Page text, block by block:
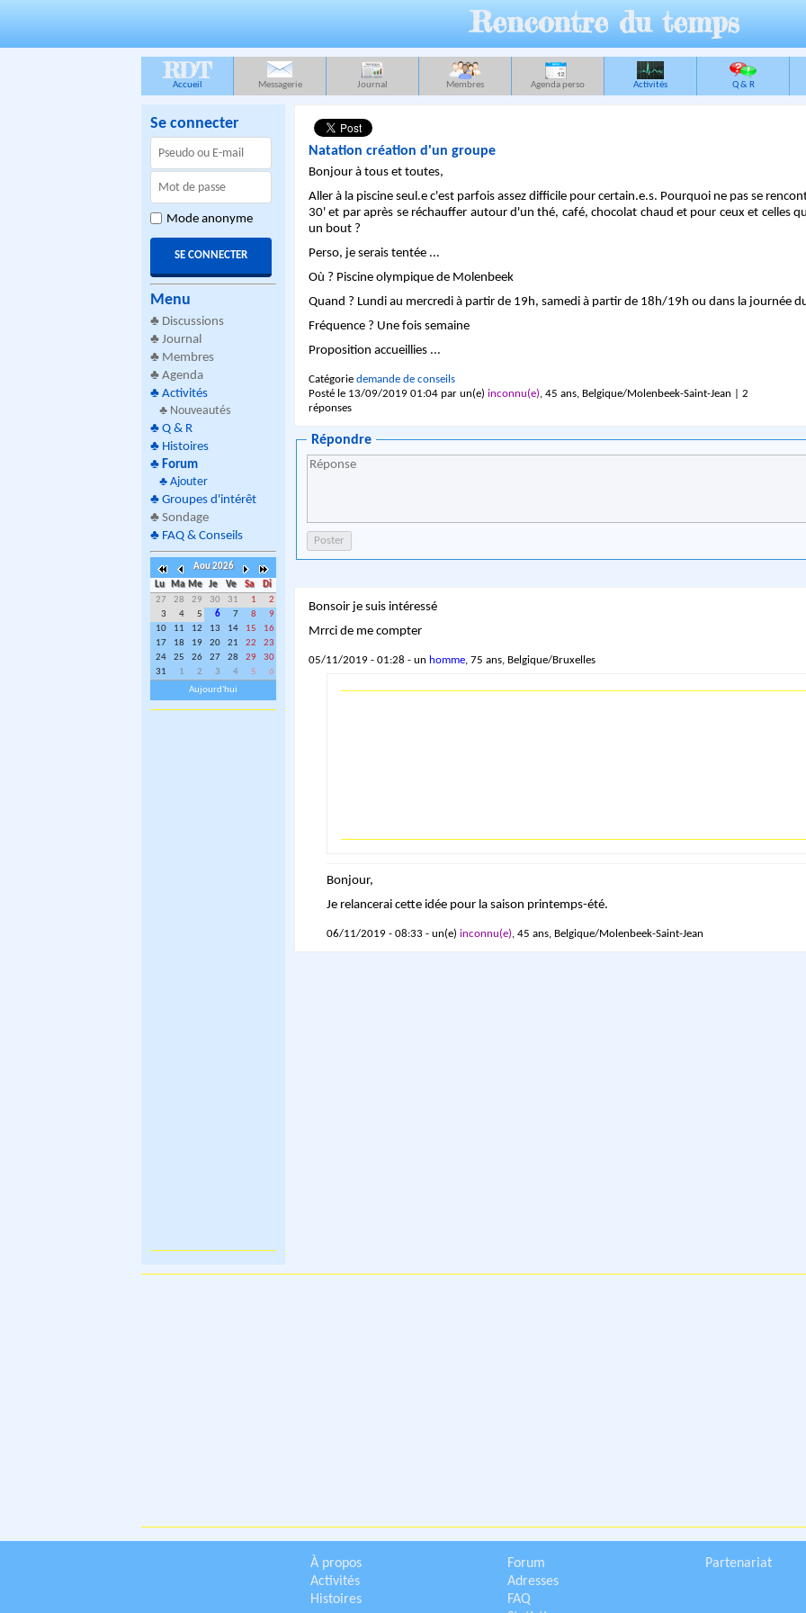
Rencontre du temps
RDT
Accueil Messagerie Journal Membres Agenda perso Activités Q & R
Se connecter
Mode anonyme
Menu
♣ Discussions
♣ Journal
♣ Membres
♣ Agenda
♣ Activités
♣ Nouveautés
♣ Q & R
♣ Histoires
♣ Forum
♣ Ajouter
♣ Groupes d'intérêt
♣ Sondage
♣ FAQ & Conseils
Aou 2026
Lu
Ma Me Je Ve Sa
Di
27
28 29 30 31 1
2
3
4 5 6 7 8
9
10
11 12 13 14 15
16
17
18 19 20 21 22
23
24
25 26 27 28 29
30
31
1 2 3 4 5
6
Aujourd'hui
Natation création d'un groupe
Bonjour à tous et toutes,
Aller à la piscine seul.e c'est parfois assez difficile pour certain.e.s. Pourquoi ne pas se
30' et par après se réchauffer autour d'un thé, café, chocolat chaud et pour ceux et celles
un bout ?
Perso, je serais tentée ...
Où ? Piscine olympique de Molenbeek
Quand ? Lundi au mercredi à partir de 19h, samedi à partir de 18h/19h ou dans la journée
Fréquence ? Une fois semaine
Proposition accueillies ...
Catégorie demande de conseils
Posté le 13/09/2019 01:04 par un(e) inconnu(e), 45 ans, Belgique/Molenbeek-Saint-Jean | 2
réponses
Répondre
Bonsoir je suis intéressé
Mrrci de me compter
05/11/2019 - 01:28 - un homme, 75 ans, Belgique/Bruxelles
Bonjour,
Je relancerai cette idée pour la saison printemps-été.
06/11/2019 - 08:33 - un(e) inconnu(e), 45 ans, Belgique/Molenbeek-Saint-Jean
À propos
Activités
Histoires
Forum
Adresses
FAQ
Partenariat